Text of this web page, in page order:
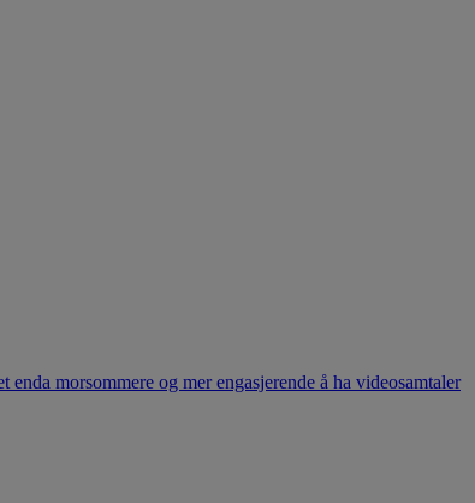
morsommere og mer engasjerende å ha videosamtaler